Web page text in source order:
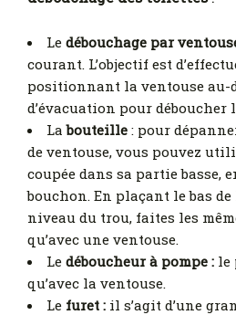
Le débouchage par
courant. L’objectif est
positionnant la ventouse au-
d’évacuation pour
Labouteille : pour
de ventouse, vous pouvez
coupée dans sa partie basse,
bouchon. En plaçant le bas
niveau du trou, faites les
qu’avec une ventouse.
Le déboucheur à pompe : le
qu’avec la ventouse.
Le furet : il s’agit d’une